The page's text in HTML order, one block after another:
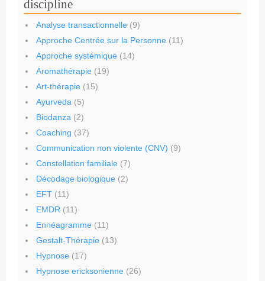
discipline
Analyse transactionnelle (9)
Approche Centrée sur la Personne (11)
Approche systémique (14)
Aromathérapie (19)
Art-thérapie (15)
Ayurveda (5)
Biodanza (2)
Coaching (37)
Communication non violente (CNV) (9)
Constellation familiale (7)
Décodage biologique (2)
EFT (11)
EMDR (11)
Ennéagramme (11)
Gestalt-Thérapie (13)
Hypnose (17)
Hypnose ericksonienne (26)